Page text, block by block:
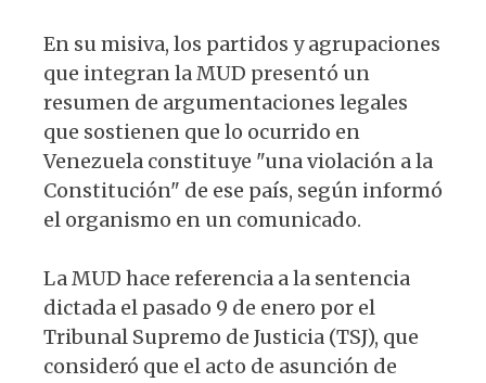
En su misiva, los partidos y agrupaciones
que integran la MUD presentó un
resumen de argumentaciones legales
que sostienen que lo ocurrido en
Venezuela constituye "una violación a la
Constitución" de ese país, según informó
el organismo en un comunicado.
La MUD hace referencia a la sentencia
dictada el pasado 9 de enero por el
Tribunal Supremo de Justicia (TSJ), que
consideró que el acto de asunción de